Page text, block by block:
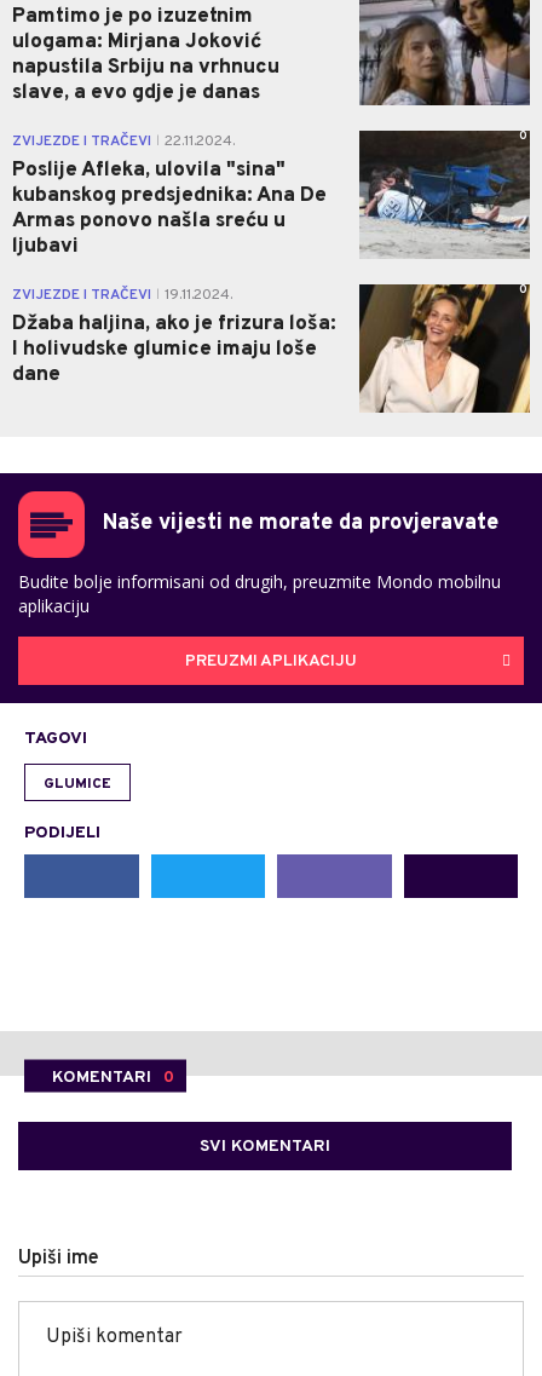
Pamtimo je po izuzetnim
ulogama: Mirjana Joković
napustila Srbiju na vrhnucu
slave, a evo gdje je danas
ZVIJEZDE I TRAČEVI 22.11.2024.
Poslije Afleka, ulovila "sina"
kubanskog predsjednika: Ana De
Armas ponovo našla sreću u
ljubavi
0
ZVIJEZDE I TRAČEVI 19.11.2024.
Džaba haljina, ako je frizura loša:
I holivudske glumice imaju loše
dane
0
Naše vijesti ne morate da provjeravate
Budite bolje informisani od drugih, preuzmite Mondo mobilnu
aplikaciju
PREUZMI APLIKACIJU
TAGOVI
GLUMICE
PODIJELI
KOMENTARI 0
SVI KOMENTARI
Upiši ime